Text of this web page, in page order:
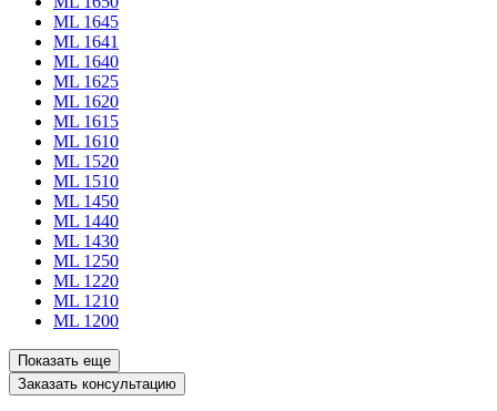
ML 1645
ML 1641
ML 1640
ML 1625
ML 1620
ML 1615
ML 1610
ML 1520
ML 1510
ML 1450
ML 1440
ML 1430
ML 1250
ML 1220
ML 1210
ML 1200
Показать еще
Заказать консультацию